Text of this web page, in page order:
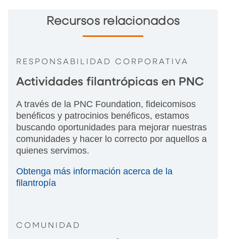
Recursos relacionados
RESPONSABILIDAD CORPORATIVA
Actividades filantrópicas en PNC
A través de la PNC Foundation, fideicomisos
benéficos y patrocinios benéficos, estamos
buscando oportunidades para mejorar nuestras
comunidades y hacer lo correcto por aquellos a
quienes servimos.
Obtenga más información acerca de la
filantropía
COMUNIDAD